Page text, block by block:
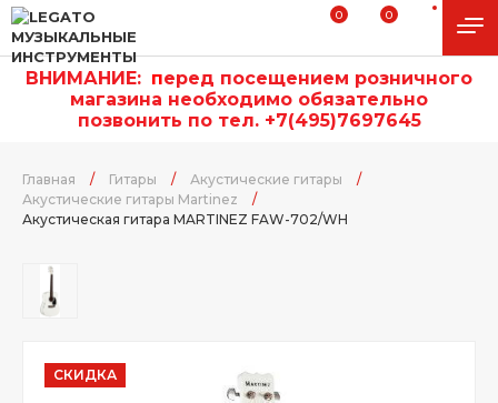
0 0
ВНИМАНИЕ: перед посещением розничного
магазина необходимо обязательно
позвонить по тел. +7(495)7697645
Главная / Гитары / Акустические гитары
/
Акустические гитары Martinez
/
Акустическая гитара MARTINEZ FAW-702/WH
СКИДКА